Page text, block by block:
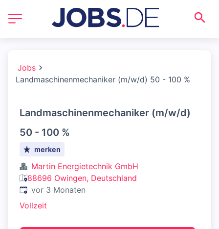
Jobs
Landmaschinenmechaniker (m/w/d) 50 - 100 %
Landmaschinenmechaniker (m/w/d)
50 - 100 %
merken
Martin Energietechnik GmbH
88696 Owingen, Deutschland
Veröffentlicht:
vor 3 Monaten
Vollzeit